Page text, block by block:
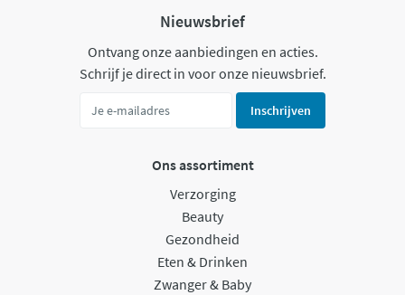
Nieuwsbrief
Ontvang onze aanbiedingen en acties.
Schrijf je direct in voor onze nieuwsbrief.
Inschrijven
Ons assortiment
Verzorging
Beauty
Gezondheid
Eten & Drinken
Zwanger & Baby